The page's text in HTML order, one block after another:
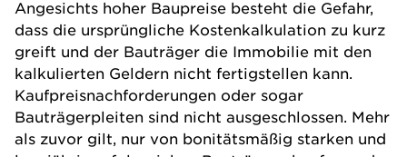
Angesichts hoher Baupreise besteht die Gefahr,
dass die ursprüngliche Kostenkalkulation zu kurz
greift und der Bauträger die Immobilie mit den
kalkulierten Geldern nicht fertigstellen kann.
Kaufpreisnachforderungen oder sogar
Bauträgerpleiten sind nicht ausgeschlossen. Mehr
als zuvor gilt, nur von bonitätsmäßig starken und